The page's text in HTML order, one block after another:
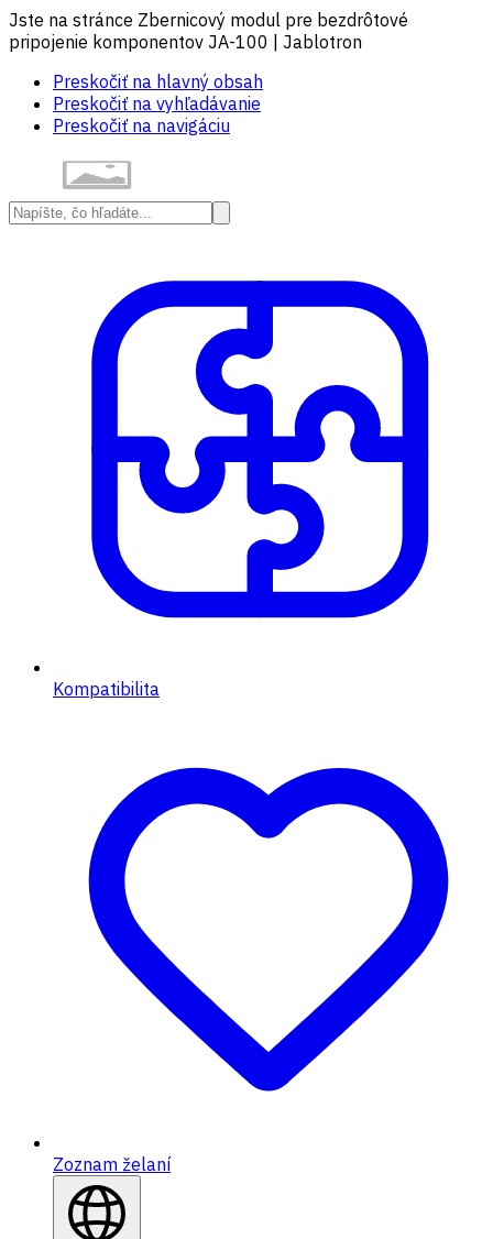
Jste na stránce Zbernicový modul pre bezdrôtové
pripojenie komponentov JA-100 | Jablotron
Preskočiť na hlavný obsah
Preskočiť na vyhľadávanie
Preskočiť na navigáciu
Kompatibilita
Zoznam želaní